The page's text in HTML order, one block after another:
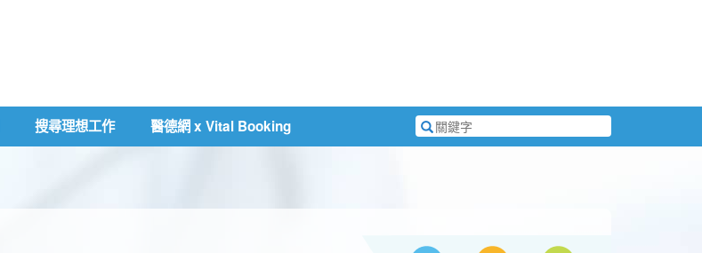
搜尋理想工作 醫德網 x Vital Booking
搜
尋